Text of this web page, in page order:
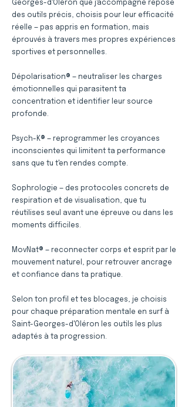
Georges-d'Oléron que j'accompagne repose
des outils précis, choisis pour leur efficacité
réelle — pas appris en formation, mais
éprouvés à travers mes propres expériences
sportives et personnelles.
Dépolarisation® — neutraliser les charges
émotionnelles qui parasitent ta
concentration et identifier leur source
profonde.
Psych-K® — reprogrammer les croyances
inconscientes qui limitent ta performance
sans que tu t'en rendes compte.
Sophrologie — des protocoles concrets de
respiration et de visualisation, que tu
réutilises seul avant une épreuve ou dans les
moments difficiles.
MovNat® — reconnecter corps et esprit par le
mouvement naturel, pour retrouver ancrage
et confiance dans ta pratique.
Selon ton profil et tes blocages, je choisis
pour chaque préparation mentale en surf à
Saint-Georges-d'Oléron les outils les plus
adaptés à ta progression.